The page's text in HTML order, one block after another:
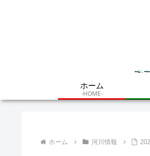
ホーム
-HOME-
ホーム 河川情報